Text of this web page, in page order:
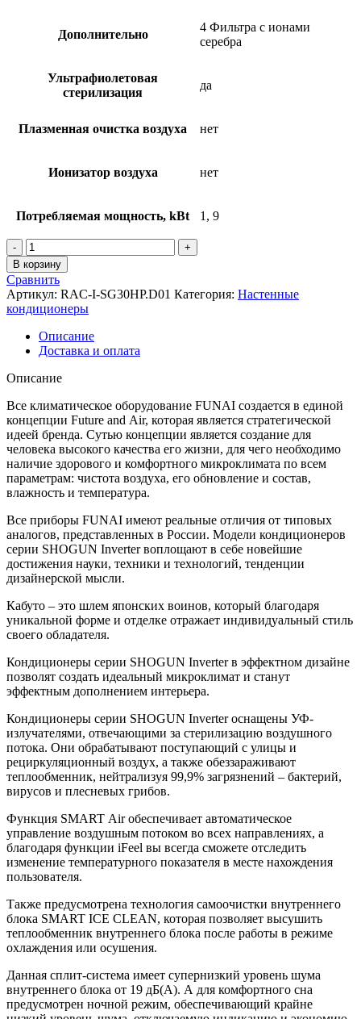
Дополнительно
4 Фильтра с ионами
серебра
Ультрафиолетовая
стерилизация
да
Плазменная очистка воздуха нет
Ионизатор воздуха нет
Потребляемая мощность, kBt 1, 9
Количество
товара
Инверторные
сплит
системы
серии
SHOGUN
Inverter
RAC-
I-
В корзину
Сравнить
Артикул: RAC-I-SG30HP.D01 Категория: Настенные
кондиционеры
Описание
Доставка и оплата
Описание
Все климатическое оборудование FUNAI создается в единой
концепции Future and Air, которая является стратегической
идеей бренда. Сутью концепции является создание для
человека высокого качества его жизни, для чего необходимо
наличие здорового и комфортного микроклимата по всем
параметрам: чистота воздуха, его обновление и состав,
влажность и температура.
Все приборы FUNAI имеют реальные отличия от типовых
аналогов, представленных в России. Модели кондиционеров
серии SHOGUN Inverter воплощают в себе новейшие
достижения науки, техники и технологий, тенденции
дизайнерской мысли.
Кабуто – это шлем японских воинов, который благодаря
уникальной форме и отделке отражает индивидуальный стиль
своего обладателя.
Кондиционеры серии SHOGUN Inverter в эффектном дизайне
позволят создать идеальный микроклимат и станут
эффектным дополнением интерьера.
Кондиционеры серии SHOGUN Inverter оснащены УФ-
излучателями, отвечающими за стерилизацию воздушного
потока. Они обрабатывают поступающий с улицы и
рециркуляционный воздух, а также обеззараживают
теплообменник, нейтрализуя 99,9% загрязнений – бактерий,
вирусов и плесневых грибов.
Функция SMART Air обеспечивает автоматическое
управление воздушным потоком во всех направлениях, а
благодаря функции iFeel вы всегда сможете отследить
изменение температурного показателя в месте нахождения
пользователя.
Также предусмотрена технология самоочистки внутреннего
блока SMART ICE CLEAN, которая позволяет высушить
теплообменник внутреннего блока после работы в режиме
охлаждения или осушения.
Данная сплит-система имеет супернизкий уровень шума
внутреннего блока от 19 дБ(А). А для комфортного сна
предусмотрен ночной режим, обеспечивающий крайне